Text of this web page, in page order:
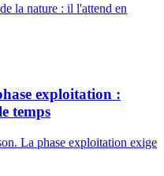
la nature : il l'attend en
exploitation :
temps
La phase exploitation exige